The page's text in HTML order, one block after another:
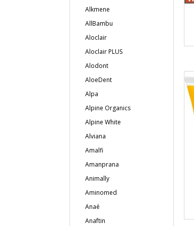
Alkmene
AllBambu
Aloclair
Aloclair PLUS
Alodont
AloeDent
Alpa
Alpine Organics
Alpine White
Alviana
Amalfi
Amanprana
Animally
Aminomed
Anaé
Anaftin